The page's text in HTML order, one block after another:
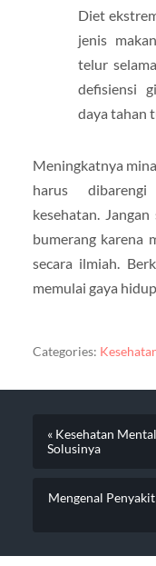
Diet
jenis
telur
defisiensi
daya tahan
Meningkatnya
harus
kesehatan.
bumerang karena
secara ilmiah.
memulai gaya
Categories:
« Kesehatan
Solusinya
Mengenal